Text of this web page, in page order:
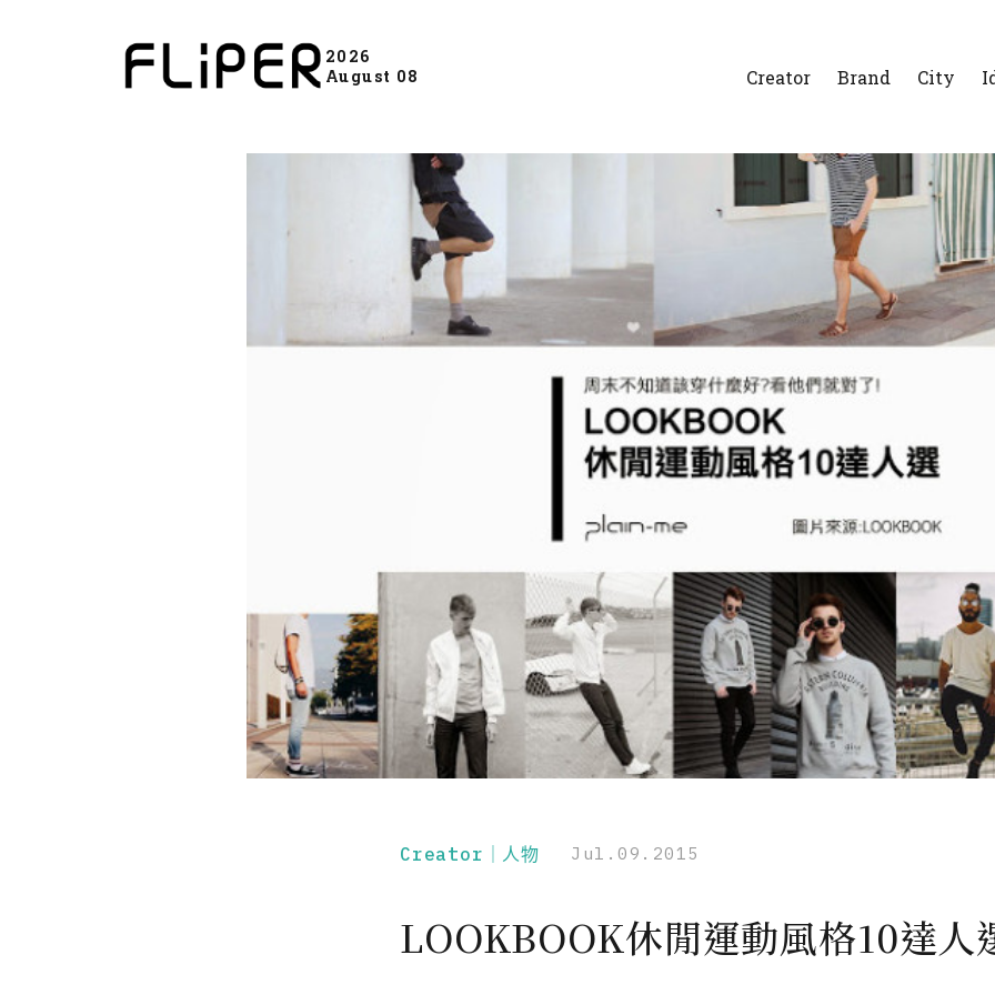
2026
August 08
Creator Brand City
Creator｜人物 Jul.09.2015
LOOKBOOK休閒運動風格10達人